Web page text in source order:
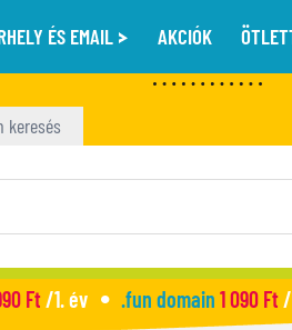
ÉS EMAIL AKCIÓK
keresés
Ft/1. év .fun domain 1 090 Ft/